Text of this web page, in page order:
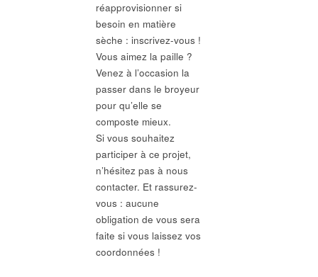
réapprovisionner si
besoin en matière
sèche : inscrivez-vous !
Vous aimez la paille ?
Venez à l’occasion la
passer dans le broyeur
pour qu’elle se
composte mieux.
Si vous souhaitez
participer à ce projet,
n’hésitez pas à nous
contacter. Et rassurez-
vous : aucune
obligation de vous sera
faite si vous laissez vos
coordonnées !